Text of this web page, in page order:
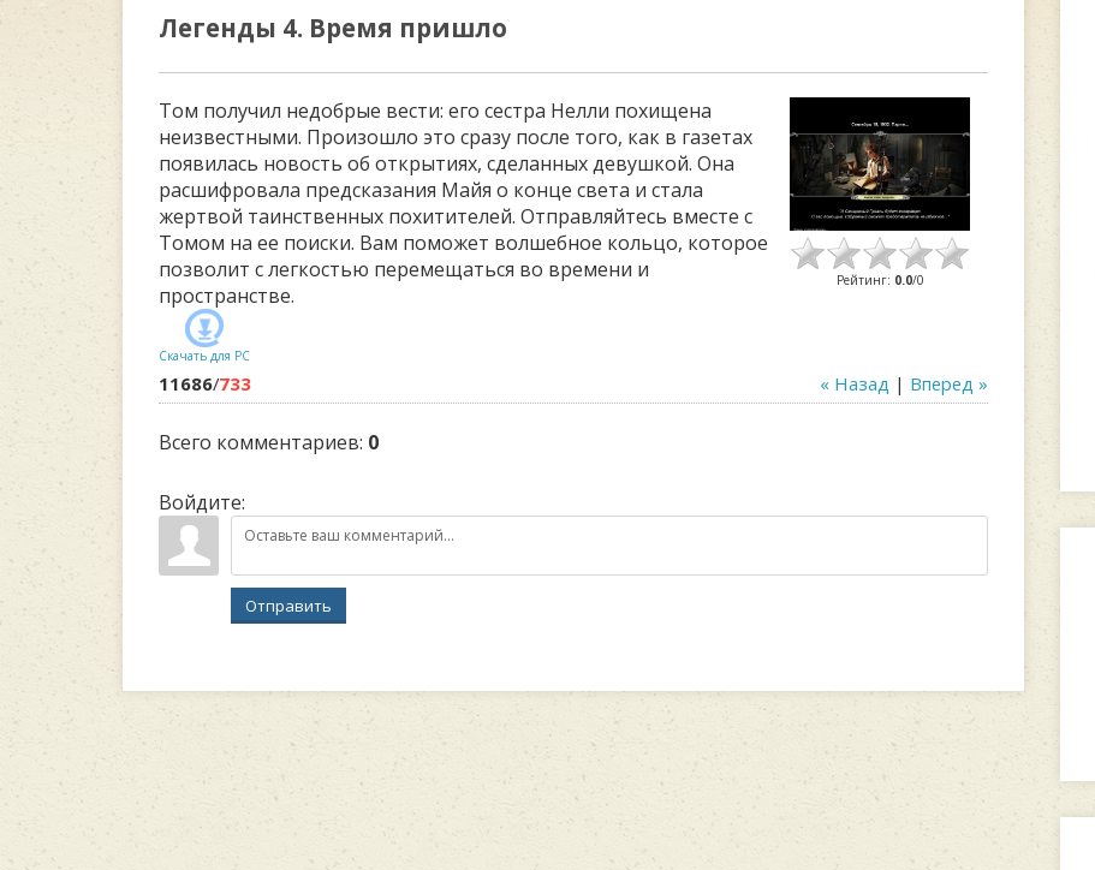
Легенды 4. Время пришло
Том получил недобрые вести: его сестра Нелли похищена
неизвестными. Произошло это сразу после того, как в газетах
появилась новость об открытиях, сделанных девушкой. Она
расшифровала предсказания Майя о конце света и стала
жертвой таинственных похитителей. Отправляйтесь вместе с
Томом на ее поиски. Вам поможет волшебное кольцо, которое
позволит с легкостью перемещаться во времени и
пространстве.
Скачать для PC
Рейтинг: 0.0/0
« Назад | Вперед »
11686/733
Всего комментариев: 0
Войдите:
Отправить